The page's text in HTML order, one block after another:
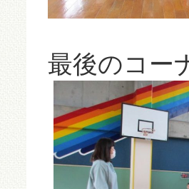
最後のコー